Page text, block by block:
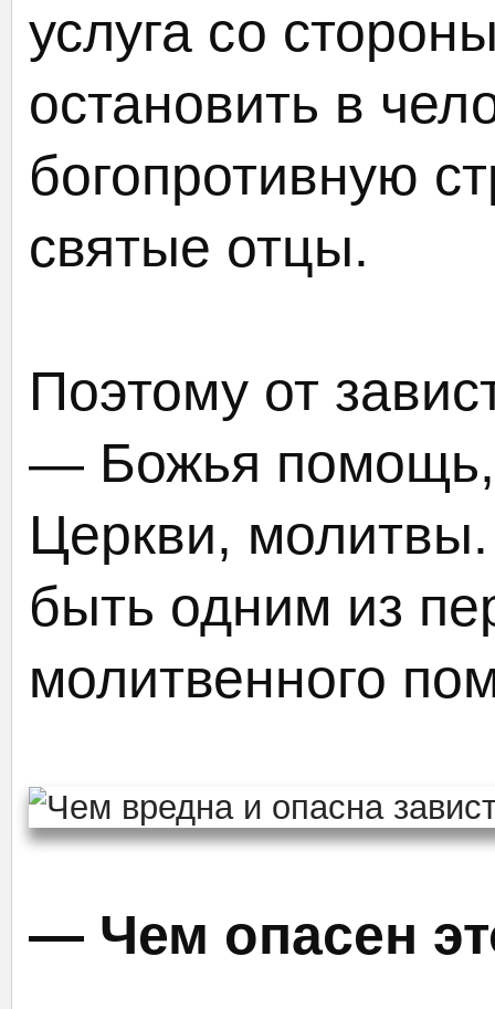
услуга со
остановить в
богопротивную
святые отцы.
Поэтому от
— Божья помощь,
Церкви,
быть одним из
молитвенного
— Чем опасен